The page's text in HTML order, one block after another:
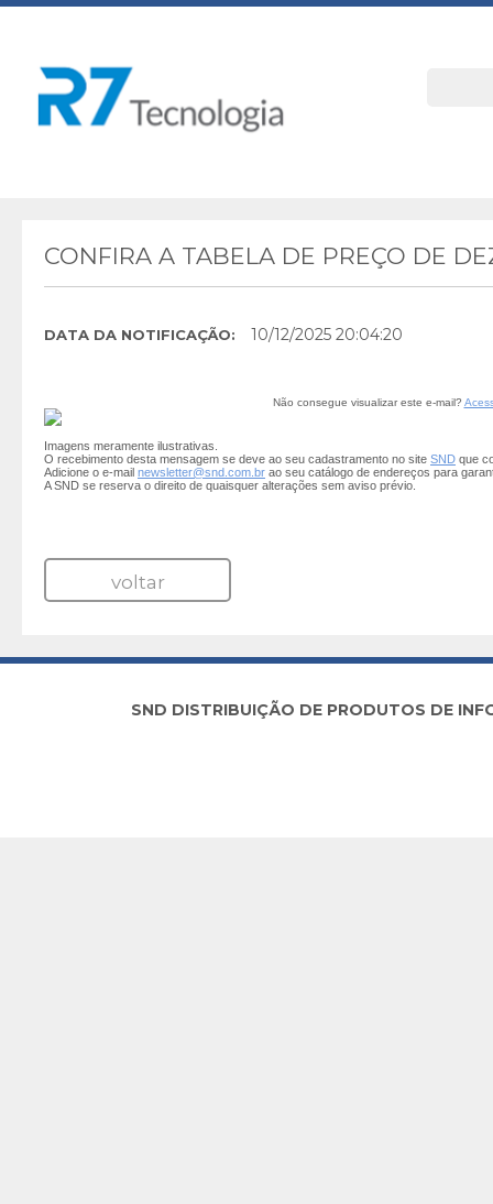
CONFIRA A TABELA DE PREÇO DE
DATA DA NOTIFICAÇÃO: 10/12/2025 20:04:20
Não consegue visualizar este e-mail?
Imagens meramente ilustrativas.
O recebimento desta mensagem se deve ao seu cadastramento no site SND que
Adicione o e-mail newsletter@snd.com.br ao seu catálogo de endereços para
A SND se reserva o direito de quaisquer alterações sem aviso prévio.
voltar
SND DISTRIBUIÇÃO DE PRODUTOS DE